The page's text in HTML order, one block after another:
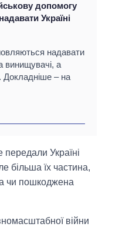
допомогу
Україні
надавати
винищувачі, а
Докладніше – на
Україні
більша їх частина,
чи пошкоджена
війни